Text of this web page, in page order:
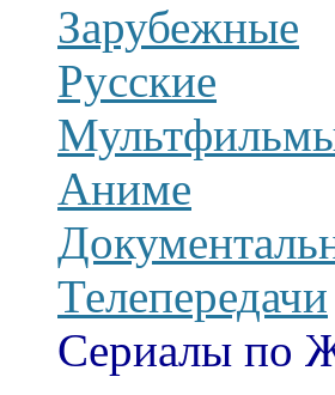
Зарубежные
Русские
Аниме
Телепередачи
Сериалы по